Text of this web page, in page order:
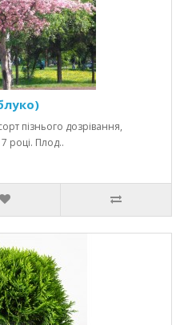
пізнього дозрівання,
році. Плод..